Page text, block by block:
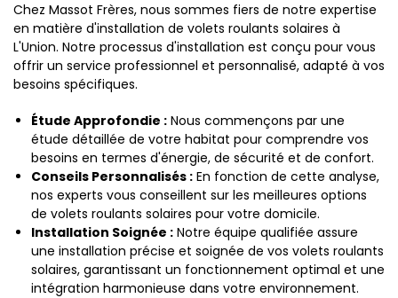
Chez Massot Frères, nous sommes fiers de notre expertise
en matière d'installation de volets roulants solaires à
L'Union. Notre processus d'installation est conçu pour vous
offrir un service professionnel et personnalisé, adapté à vos
besoins spécifiques.
Étude Approfondie : Nous commençons par une
étude détaillée de votre habitat pour comprendre vos
besoins en termes d'énergie, de sécurité et de confort.
Conseils Personnalisés : En fonction de cette analyse,
nos experts vous conseillent sur les meilleures options
de volets roulants solaires pour votre domicile.
Installation Soignée : Notre équipe qualifiée assure
une installation précise et soignée de vos volets roulants
solaires, garantissant un fonctionnement optimal et une
intégration harmonieuse dans votre environnement.